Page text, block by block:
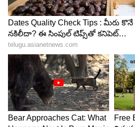
మహా అయితే మరో 30-50
తక్కువ చేయొచ్చు. టీమిండియాకి
దాటి, భారత జట్టు ముందు 150
సీన్ అయితే బంగ్లాకి లేదు...